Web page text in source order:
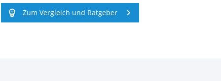
Zum Vergleich und Ratgeber